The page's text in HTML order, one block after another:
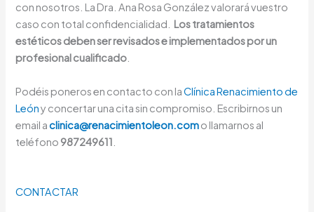
con nosotros. La Dra. Ana Rosa González valorará vuestro
caso con total confidencialidad. Los tratamientos
estéticos deben ser revisados e implementados por un
profesional cualificado
Podéis poneros en contacto con laClínica Renacimiento de
Leóny concertar una cita sin compromiso. Escribirnos un
email aclinica@renacimientoleon.como llamarnos al
teléfono 987249611
CONTACTAR